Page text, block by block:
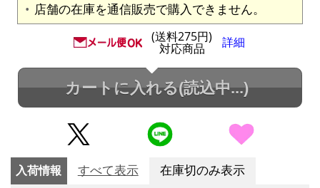
店舗の在庫を通信販売で購入できません。
(送料275円)
対応商品 詳細
カートに入れる(読込中...)
入荷情報 すべて表示 在庫切のみ表示